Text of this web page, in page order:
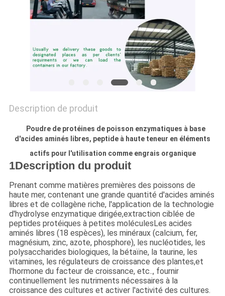
CONFIDENTIALITÉ
Description de produit
Poudre de protéines de poisson enzymatiques à base
d'acides aminés libres, peptide à haute teneur en éléments
actifs pour l'utilisation comme engrais organique
1Description du produit
Prenant comme matières premières des poissons de
haute mer, contenant une grande quantité d'acides aminés
libres et de collagène riche, l'application de la technologie
d'hydrolyse enzymatique dirigée,extraction ciblée de
peptides protéiques à petites moléculesLes acides
aminés libres (18 espèces), les minéraux (calcium, fer,
magnésium, zinc, azote, phosphore), les nucléotides, les
polysaccharides biologiques, la bétaïne, la taurine, les
vitamines, les régulateurs de croissance des plantes,et
l'hormone du facteur de croissance, etc.., fournir
continuellement les nutriments nécessaires à la
croissance des cultures et activer l'activité des cultures.